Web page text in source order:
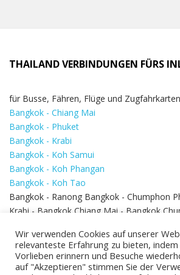
THAILAND VERBINDUNGEN FÜRS
für Busse, Fähren, Flüge und Zugfahrkarten
Bangkok - Chiang Mai
Bangkok - Phuket
Bangkok - Krabi
Bangkok - Koh Samui
Bangkok - Koh Phangan
Bangkok - Koh Tao
Bangkok - Ranong Bangkok - Chumphon
Krabi - Bangkok Chiang Mai - Bangkok
Bangkok - Hua Hin
Wir verwenden Cookies auf unserer
relevanteste Erfahrung zu bieten,
Vorlieben erinnern und Besuche
auf "Akzeptieren" stimmen Sie der